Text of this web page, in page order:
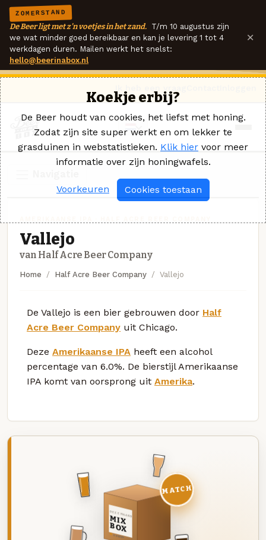
ZOMERSTAND
De Beer ligt met z'n voetjes in het zand. T/m 10 augustus zijn
we wat minder goed bereikbaar en kan je levering 1 tot 4
werkdagen duren. Mailen werkt het snelst:
hello@beerinabox.nl
×
Vallejo
van Half Acre Beer Company
Home Half Acre Beer Company Vallejo
De Vallejo is een bier gebrouwen door Half
Acre Beer Company uit Chicago.
Deze Amerikaanse IPA heeft een alcohol
percentage van 6.0%. De bierstijl Amerikaanse
IPA komt van oorsprong uit Amerika.
DEZE MAAND
MIX
BOX
8 BIEREN
MATCH
Koekje erbij?
De Beer houdt van cookies, het liefst met honing.
Zodat zijn site super werkt en om lekker te
grasduinen in webstatistieken. Klik hier voor meer
informatie over zijn honingwafels.
Voorkeuren Cookies toestaan